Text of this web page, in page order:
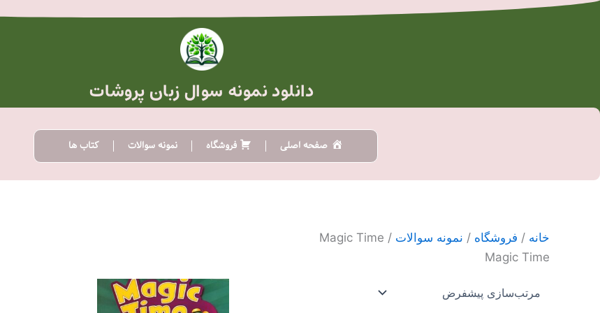
دانلود نمونه سوال زبان پروشات
صفحه اصلی فروشگاه نمونه سوالات کتاب ها
خانه / فروشگاه / نمونه سوالات / Magic Time
Magic Time
محدوده
قیمت:
این
محصول